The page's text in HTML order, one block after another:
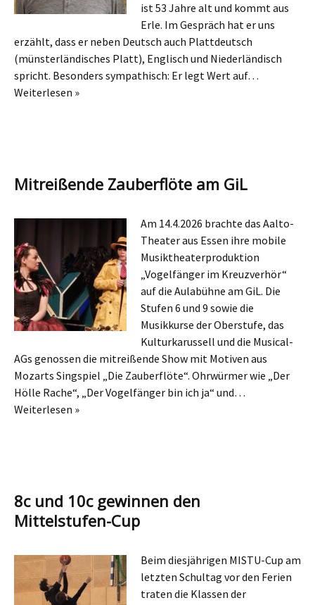
ist 53 Jahre alt und kommt aus
Erle. Im Gespräch hat er uns
erzählt, dass er neben Deutsch auch Plattdeutsch
(münsterländisches Platt), Englisch und Niederländisch
spricht. Besonders sympathisch: Er legt Wert auf…
Weiterlesen »
Mitreißende Zauberflöte am GiL
Am 14.4.2026 brachte das Aalto-
Theater aus Essen ihre mobile
Musiktheaterproduktion
„Vogelfänger im Kreuzverhör“
auf die Aulabühne am GiL. Die
Stufen 6 und 9 sowie die
Musikkurse der Oberstufe, das
Kulturkarussell und die Musical-
AGs genossen die mitreißende Show mit Motiven aus
Mozarts Singspiel „Die Zauberflöte“. Ohrwürmer wie „Der
Hölle Rache“, „Der Vogelfänger bin ich ja“ und…
Weiterlesen »
8c und 10c gewinnen den
Mittelstufen-Cup
Beim diesjährigen MISTU-Cup am
letzten Schultag vor den Ferien
traten die Klassen der